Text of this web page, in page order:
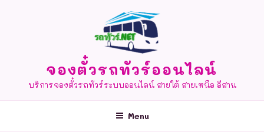
จองตั๋วรถทัวร์ออนไลน์
บริการจองตั๋วรถทัวร์ระบบออนไลน์ สายใต้ สายเหนือ อีสาน
Menu